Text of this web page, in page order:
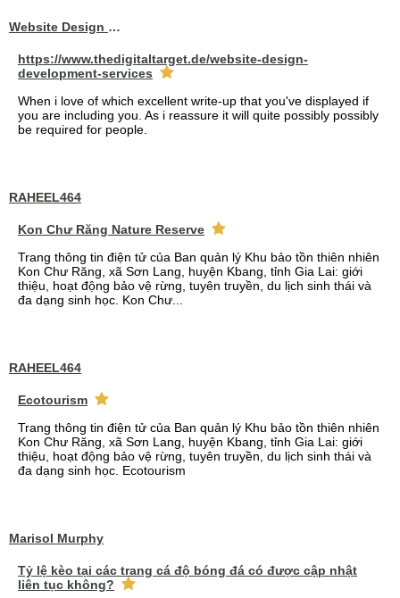
Website Design Services berin
https://www.thedigitaltarget.de/website-design-
development-services
When i love of which excellent write-up that you've displayed if
you are including you. As i reassure it will quite possibly possibly
be required for people.
RAHEEL464
Kon Chư Răng Nature Reserve
Trang thông tin điện tử của Ban quản lý Khu bảo tồn thiên nhiên
Kon Chư Răng, xã Sơn Lang, huyện Kbang, tỉnh Gia Lai: giới
thiệu, hoạt động bảo vệ rừng, tuyên truyền, du lịch sinh thái và
đa dạng sinh học. Kon Chư...
RAHEEL464
Ecotourism
Trang thông tin điện tử của Ban quản lý Khu bảo tồn thiên nhiên
Kon Chư Răng, xã Sơn Lang, huyện Kbang, tỉnh Gia Lai: giới
thiệu, hoạt động bảo vệ rừng, tuyên truyền, du lịch sinh thái và
đa dạng sinh học. Ecotourism
Marisol Murphy
Tỷ lệ kèo tại các trang cá độ bóng đá có được cập nhật
liên tục không?